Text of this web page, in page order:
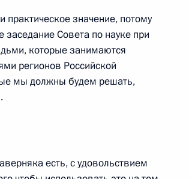
XX
1
практическое значение, потому
заседание Совета по науке при
которые занимаются
регионов Российской
мы должны будем решать,
есть, с удовольствием